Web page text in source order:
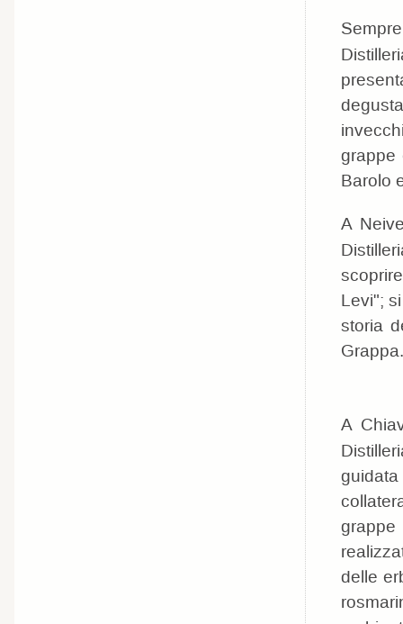
grappe
Barolo
A
Levi";
storia
Grappa.
A
guidata
delle